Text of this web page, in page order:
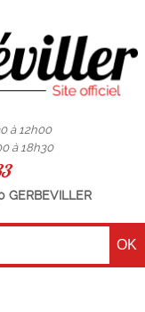
à 12h00
à 18h30
GERBEVILLER